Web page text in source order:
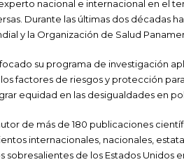
nacional e internacional en el
Durante las últimas dos décadas
y la Organización de Salud
su programa de investigación
factores de riesgos y protección
equidad en las desigualdades en
de más de 180 publicaciones
internacionales, nacionales,
sobresalientes de los Estados Unidos